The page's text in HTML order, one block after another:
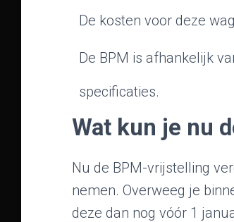
De kosten voor deze
De BPM is afhankelijk
specificaties.
Wat kun je nu
Nu de BPM-vrijstelling
nemen. Overweeg je
deze dan nog vóór 1